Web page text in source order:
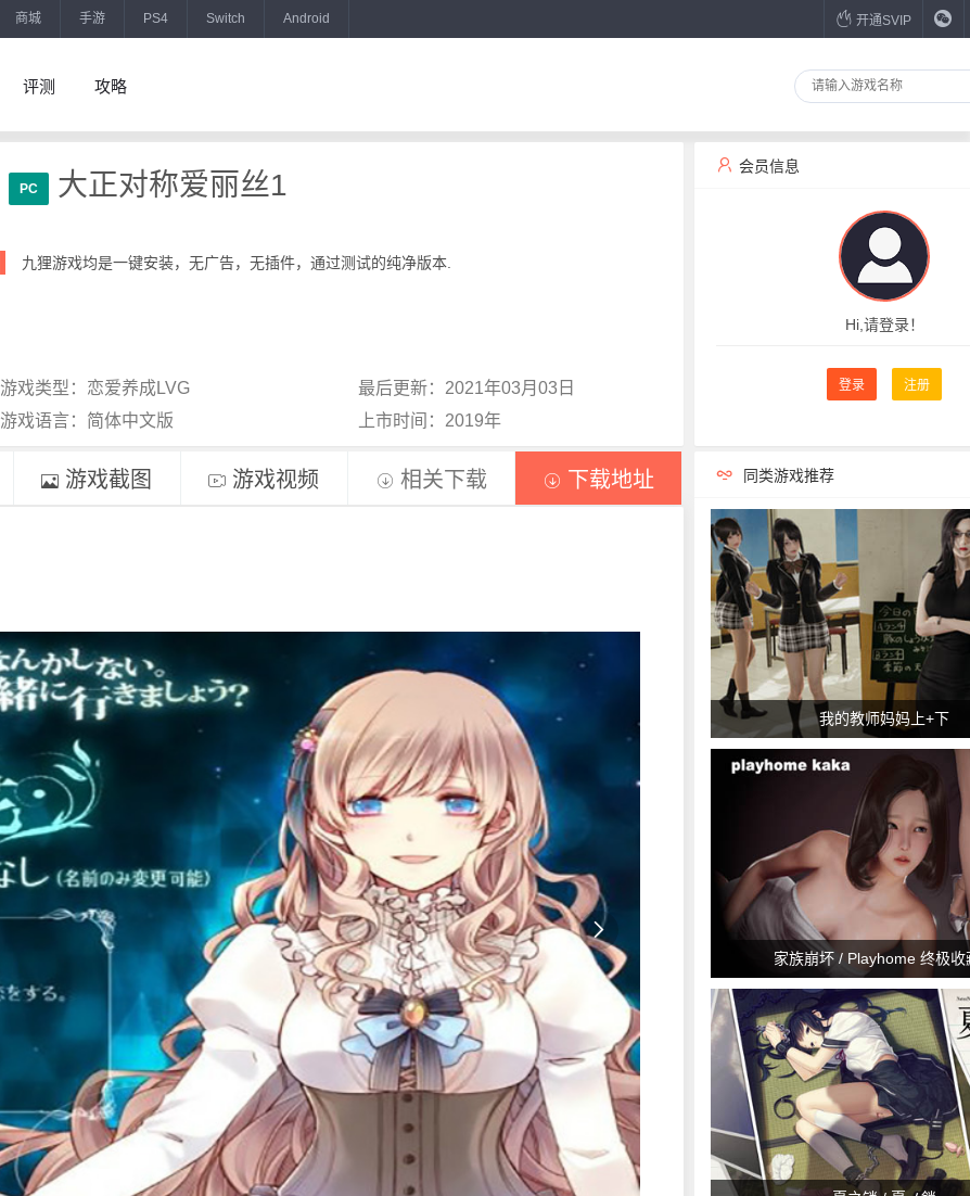
商城 手游 PS4 Switch Android 开通SVIP
评测 攻略
PC 大正对称爱丽丝1
九狸游戏均是一键安装，无广告，无插件，通过测试的纯净版本.
游戏类型：恋爱养成LVG
最后更新：2021年03月03日
游戏语言：简体中文版
上市时间：2019年
会员信息
Hi,请登录！
登录 注册
游戏截图 游戏视频 相关下载 下载地址

同类游戏推荐
我的教师妈妈上+下
家族崩坏 / Playhome 终极收